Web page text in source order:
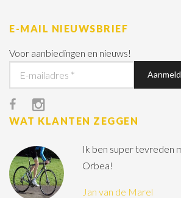
E-MAIL NIEUWSBRIEF
Voor aanbiedingen en nieuws!
WAT KLANTEN ZEGGEN
Ik ben super tevreden
Orbea!
Jan van de Marel